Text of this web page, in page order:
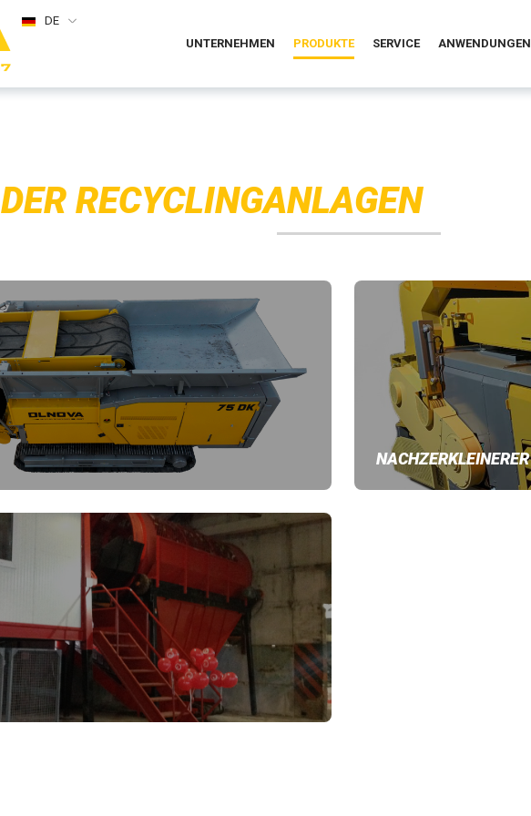
DE
UNTERNEHMEN
PRODUKTE SERVICE ANWENDUNGEN
DER RECYCLINGANLAGEN
NACHZERKLEINERER